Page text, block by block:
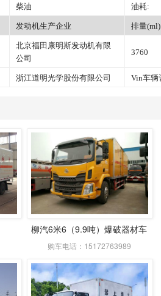
柴油 油耗:
发动机生产企业 排量(ml)
北京福田康明斯发动机有限
公司
3760
浙江道明光学股份有限公司 Vin车辆
柳汽6米6（9.9吨）爆破器材车
购车电话：15172763989